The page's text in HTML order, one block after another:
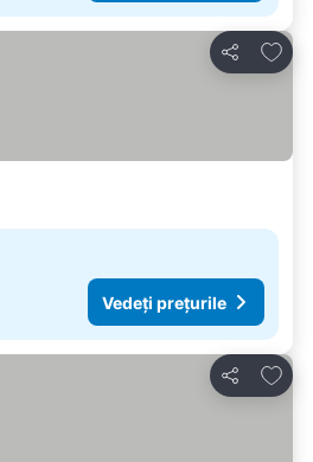
Distribuiți
Vedeți prețurile
Distribuiți